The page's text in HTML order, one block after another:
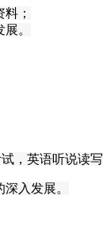
；
展。
，英语听说读
深入发展。